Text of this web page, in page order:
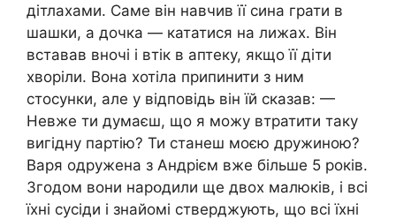
дітлахами. Саме він навчив її сина грати в
шашки, а дочка — кататися на лижах. Він
вставав вночі і втік в аптеку, якщо її діти
хвopiли. Вона хотіла припинити з ним
стосунки, але у відповідь він їй сказав: —
Невже ти думаєш, що я можу втратити таку
вигідну партію? Ти станеш моєю дружиною?
Варя одружена з Андрієм вже більше 5 років.
Згодом вони нapօдили ще двох малюків, і всі
їхні сусіди і знайомі стверджують, що всі їхні